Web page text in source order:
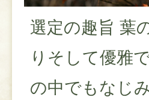
選定の趣旨 葉
りそして優雅
の中でもなじ